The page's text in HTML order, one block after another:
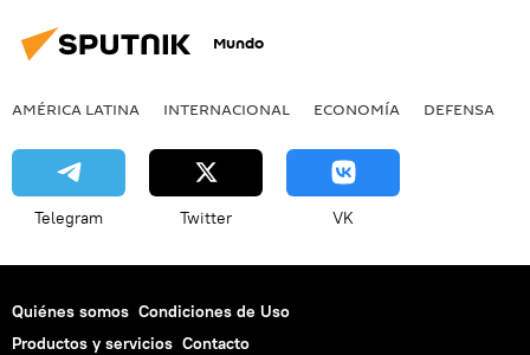
Mundo
AMÉRICA LATINA INTERNACIONAL ECONOMÍA DEFENSA
Telegram Twitter VK
Quiénes somos Condiciones de Uso
Productos y servicios Contacto